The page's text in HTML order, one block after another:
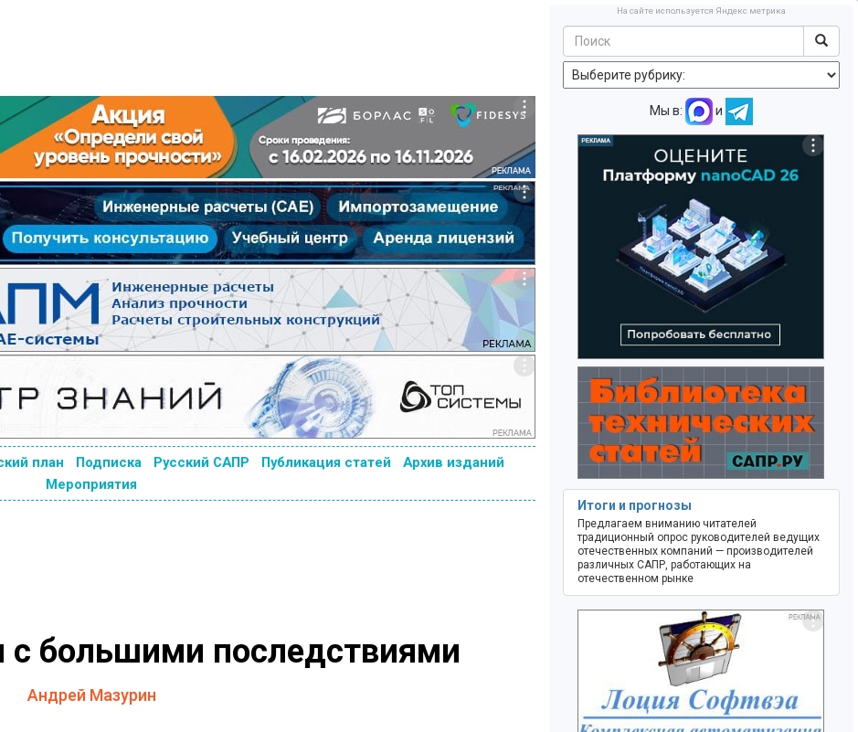
план Подписка Русский САПР Публикация статей
Архив изданий
Мероприятия
большими последствиями
Андрей Мазурин
На сайте используется Яндекс метрика
Мы в: и
Итоги и прогнозы
Предлагаем вниманию читателей
традиционный опрос руководителей ведущих
отечественных компаний — производителей
различных САПР, работающих на
отечественном рынке